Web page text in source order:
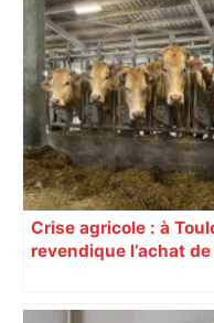
Crise agricole : à
revendique l’achat